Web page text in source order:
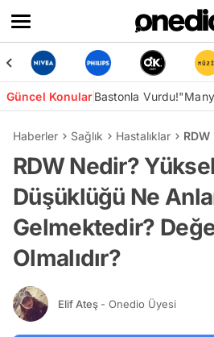
Güncel KonularBastonla Vurdu!
Haberler Sağlık Hastalıklar
RDW Nedir?
Düşüklüğü Ne
Gelmektedir?
Olmalıdır?
Elif Ateş - Onedio Üyesi